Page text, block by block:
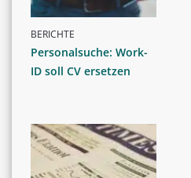
BERICHTE
Personalsuche: Work-
ID soll CV ersetzen